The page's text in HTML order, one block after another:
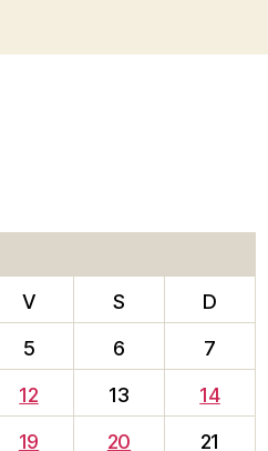
V S
D
5 6
7
12 13
14
19 20
21